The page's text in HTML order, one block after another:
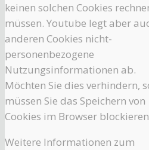
keinen solchen Cookies
müssen. Youtube legt aber
anderen Cookies nicht-
personenbezogene
Nutzungsinformationen ab.
Möchten Sie dies verhindern,
müssen Sie das Speichern von
Cookies im Browser
Weitere Informationen zum